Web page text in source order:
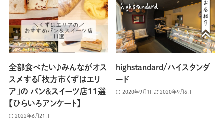
全部食べたい♪みんながオス
スメする「枚方市くずはエリ
ア」の パン＆スイーツ店11選
【ひらいろアンケート】
2022年6月21日
highstandard/ハイスタンダ
ード
2020年9月1日 2020年9月6日